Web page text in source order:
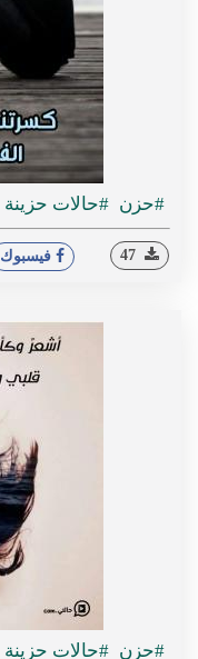
#حزن #حالات حزينة
فيسبوك
#حزن #حالات حزينة